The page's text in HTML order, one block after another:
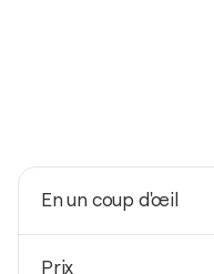
En un coup d'œil
France
Prix